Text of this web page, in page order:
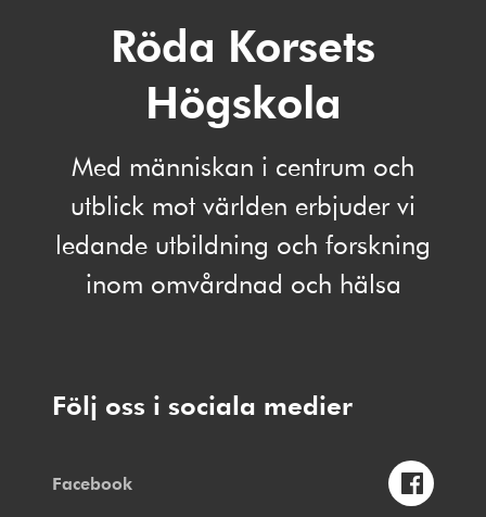
Röda Korsets
Högskola
Med människan i centrum och
utblick mot världen erbjuder vi
ledande utbildning och forskning
inom omvårdnad och hälsa
Följ oss i sociala medier
Facebook